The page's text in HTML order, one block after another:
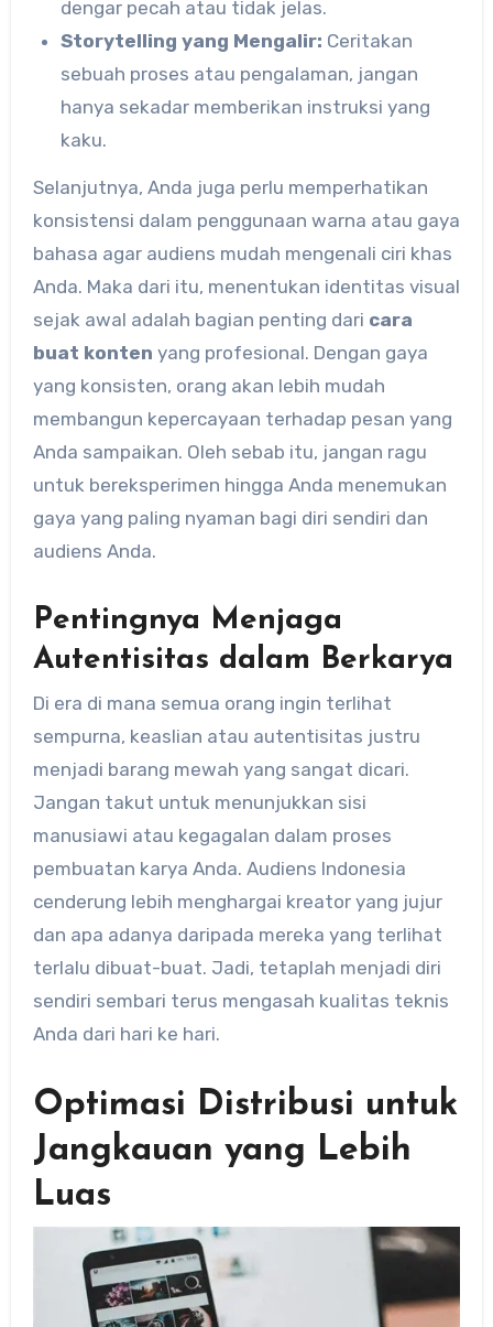
dengar pecah atau tidak jelas.
Storytelling yang Mengalir: Ceritakan
sebuah proses atau pengalaman, jangan
hanya sekadar memberikan instruksi yang
kaku.
Selanjutnya, Anda juga perlu memperhatikan
konsistensi dalam penggunaan warna atau gaya
bahasa agar audiens mudah mengenali ciri khas
Anda. Maka dari itu, menentukan identitas visual
sejak awal adalah bagian penting dari cara
buat konten yang profesional. Dengan gaya
yang konsisten, orang akan lebih mudah
membangun kepercayaan terhadap pesan yang
Anda sampaikan. Oleh sebab itu, jangan ragu
untuk bereksperimen hingga Anda menemukan
gaya yang paling nyaman bagi diri sendiri dan
audiens Anda.
Pentingnya Menjaga
Autentisitas dalam Berkarya
Di era di mana semua orang ingin terlihat
sempurna, keaslian atau autentisitas justru
menjadi barang mewah yang sangat dicari.
Jangan takut untuk menunjukkan sisi
manusiawi atau kegagalan dalam proses
pembuatan karya Anda. Audiens Indonesia
cenderung lebih menghargai kreator yang jujur
dan apa adanya daripada mereka yang terlihat
terlalu dibuat-buat. Jadi, tetaplah menjadi diri
sendiri sembari terus mengasah kualitas teknis
Anda dari hari ke hari.
Optimasi Distribusi untuk
Jangkauan yang Lebih
Luas